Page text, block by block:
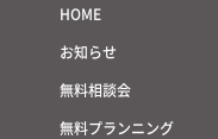
HOME
お知らせ
無料相談会
無料プランニング